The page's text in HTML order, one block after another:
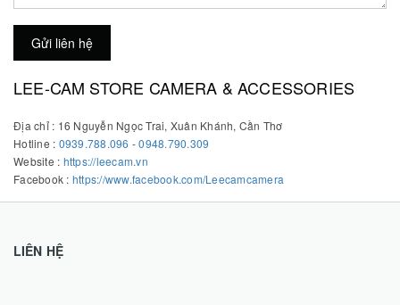
Gửi liên hệ
LEE-CAM STORE CAMERA & ACCESSORIES
Địa chỉ : 16 Nguyễn Ngọc Trai, Xuân Khánh, Cần Thơ
Hotline : 0939.788.096 -0948.790.309
Website : https://leecam.vn
Facebook : https://www.facebook.com/Leecamcamera
LIÊN HỆ